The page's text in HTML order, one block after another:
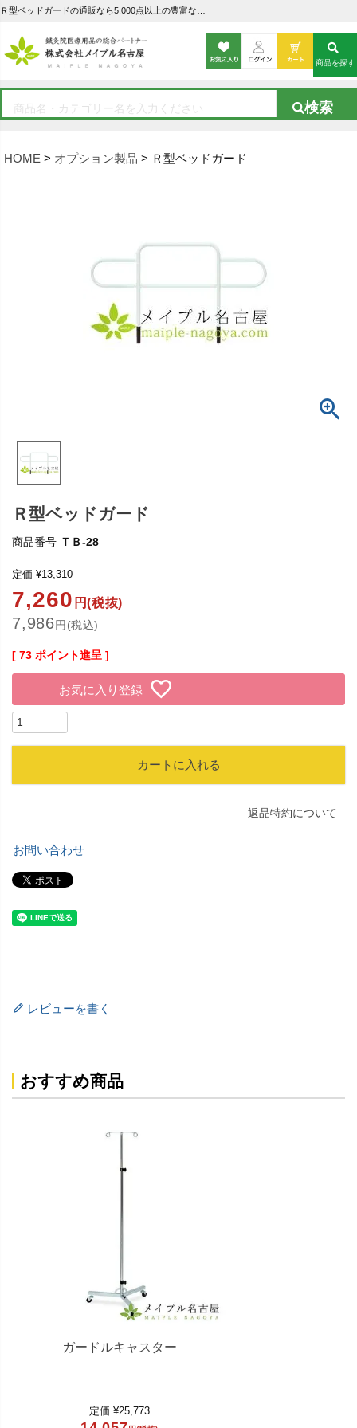
HOME オプション製品 Ｒ型ベッドガード
商品を探す
Ｒ型ベッドガード
商品番号 ＴＢ-28
定価 ¥13,310
7,260 円(税抜)
7,986円(税込)
[ 73 ポイント進呈 ]
お気に入り登録
カートに入れる
返品特約について
お問い合わせ
レビューを書く
おすすめ商品
ガードルキャスター
定価 ¥25,773